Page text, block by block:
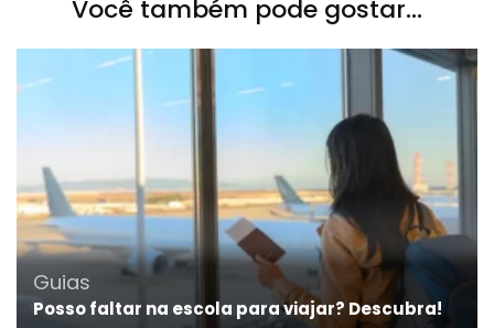
Você também pode gostar...
Guias
Posso faltar na escola para viajar? Descubra!